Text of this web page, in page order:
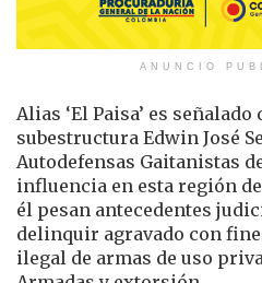
ANUNCIO
Alias ‘El Paisa’ es
subestructura Edwin José
Autodefensas Gaitanistas
influencia en esta región
él pesan antecedentes
delinquir agravado con
ilegal de armas de uso